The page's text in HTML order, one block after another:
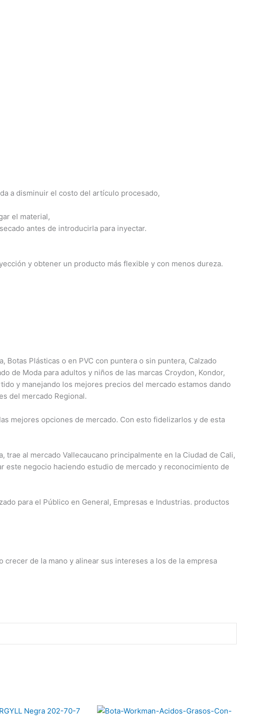
a disminuir el costo del artículo procesado,
el material,
antes de introducirla para inyectar.
y obtener un producto más flexible y con menos dureza.
Botas Plásticas o en PVC con puntera o sin puntera, Calzado
de Moda para adultos y niños de las marcas Croydon, Kondor,
y manejando los mejores precios del mercado estamos dando
del mercado Regional.
mejores opciones de mercado. Con esto fidelizarlos y de esta
al mercado Vallecaucano principalmente en la Ciudad de Cali,
este negocio haciendo estudio de mercado y reconocimiento de
para el Público en General, Empresas e Industrias. productos
de la mano y alinear sus intereses a los de la empresa
Rango
Este
Este